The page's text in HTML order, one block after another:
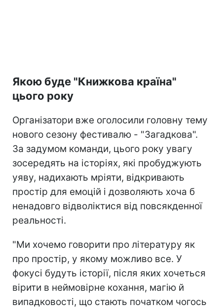
Якою буде "Книжкова країна"
цього року
Організатори вже оголосили головну тему
нового сезону фестивалю - "Загадкова".
За задумом команди, цього року увагу
зосередять на історіях, які пробуджують
уяву, надихають мріяти, відкривають
простір для емоцій і дозволяють хоча б
ненадовго відволіктися від повсякденної
реальності.
"Ми хочемо говорити про літературу як
про простір, у якому можливо все. У
фокусі будуть історії, після яких хочеться
вірити в неймовірне кохання, магію й
випадковості, що стають початком чогось